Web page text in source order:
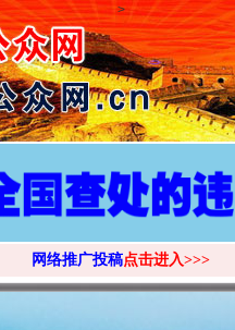
>
网络推广投稿点击进入>>>谢